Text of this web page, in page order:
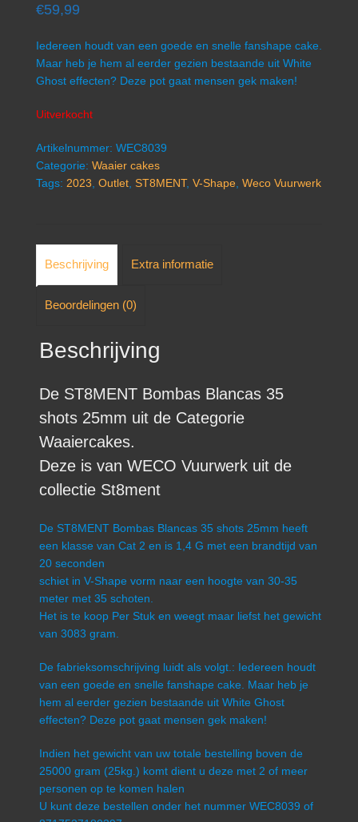
€59,99
Iedereen houdt van een goede en snelle fanshape cake.
Maar heb je hem al eerder gezien bestaande uit White
Ghost effecten? Deze pot gaat mensen gek maken!
Uitverkocht
Artikelnummer: WEC8039
Categorie: Waaier cakes
Tags: 2023 Outlet ST8MENT, V-Shape Weco Vuurwerk
Beschrijving Extra informatie
Beoordelingen (0)
Beschrijving
De ST8MENT Bombas Blancas 35
shots 25mm uit de Categorie
Waaiercakes.
Deze is van WECO Vuurwerk uit de
collectie St8ment
De ST8MENT Bombas Blancas 35 shots 25mm heeft
een klasse van Cat 2 en is 1,4 G met een brandtijd van
20 seconden
schiet in V-Shape vorm naar een hoogte van 30-35
meter met 35 schoten.
Het is te koop Per Stuk en weegt maar liefst het gewicht
van 3083 gram.
De fabrieksomschrijving luidt als volgt.: Iedereen houdt
van een goede en snelle fanshape cake. Maar heb je
hem al eerder gezien bestaande uit White Ghost
effecten? Deze pot gaat mensen gek maken!
Indien het gewicht van uw totale bestelling boven de
25000 gram (25kg.) komt dient u deze met 2 of meer
personen op te komen halen
U kunt deze bestellen onder het nummer WEC8039 of